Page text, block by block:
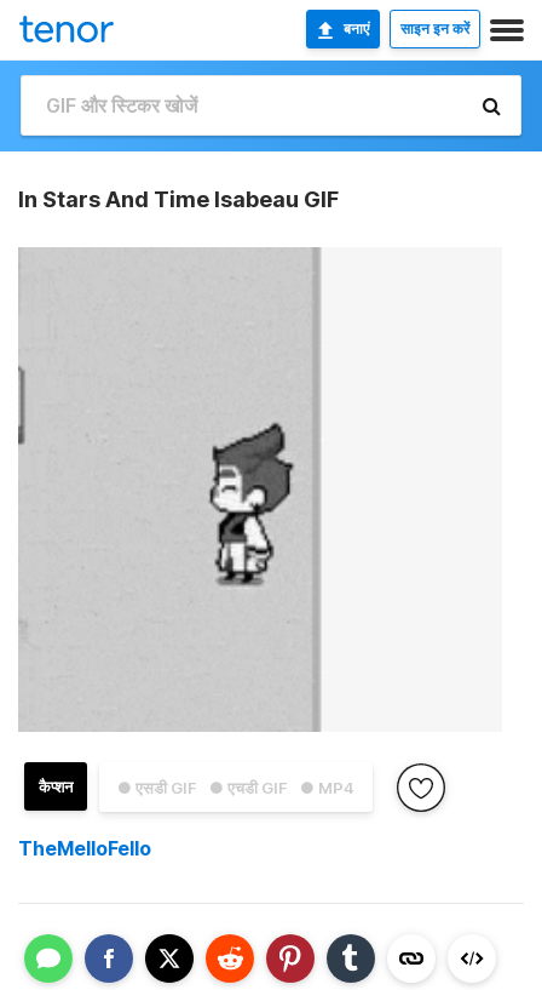
बनाएं साइन इन करें
In Stars And Time Isabeau GIF
● एसडी GIF ● एचडी GIF ● MP4
कैप्शन
TheMelloFello